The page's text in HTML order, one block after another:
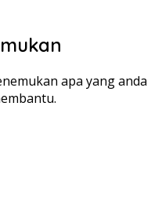
apa yang anda